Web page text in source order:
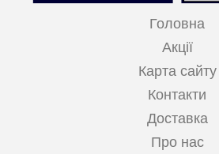
Головна
Акції
Карта сайту
Контакти
Доставка
Про нас